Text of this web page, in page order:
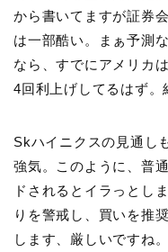
から書いてますが証券
は一部酷い。まぁ予測
なら、すでにアメリカ
4回利上げしてるはず。
Skハイニクスの見通し
強気。このように、普
ドされるとイラっとし
りを警戒し、買いを推
します、厳しいですね。